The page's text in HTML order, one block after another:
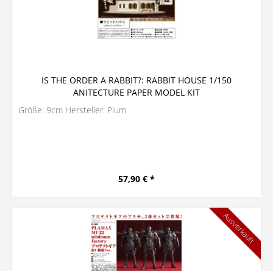
IS THE ORDER A RABBIT?: RABBIT HOUSE 1/150
ANITECTURE PAPER MODEL KIT
Größe: 9cm Hersteller: Plum
57,90 € *
Ausverkauft